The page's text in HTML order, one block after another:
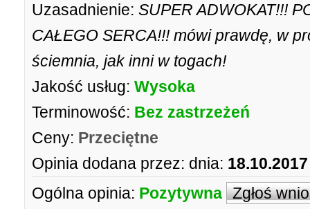
Uzasadnienie: SUPER ADWOKAT!!!
CAŁEGO SERCA!!! mówi prawdę, w
ściemnia, jak inni w togach!
Jakość usług: Wysoka
Terminowość: Bez zastrzeżeń
Ceny: Przeciętne
Opinia dodana przez: dnia:
Ogólna opinia: Pozytywna Zgłoś